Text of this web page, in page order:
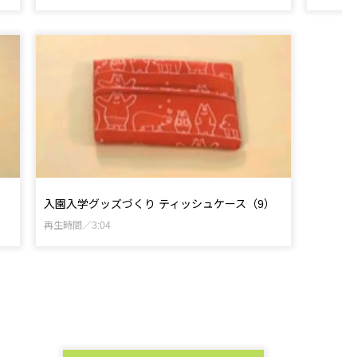
入園入学グッズづくり ティッシュケース（9）
再生時間／3:04